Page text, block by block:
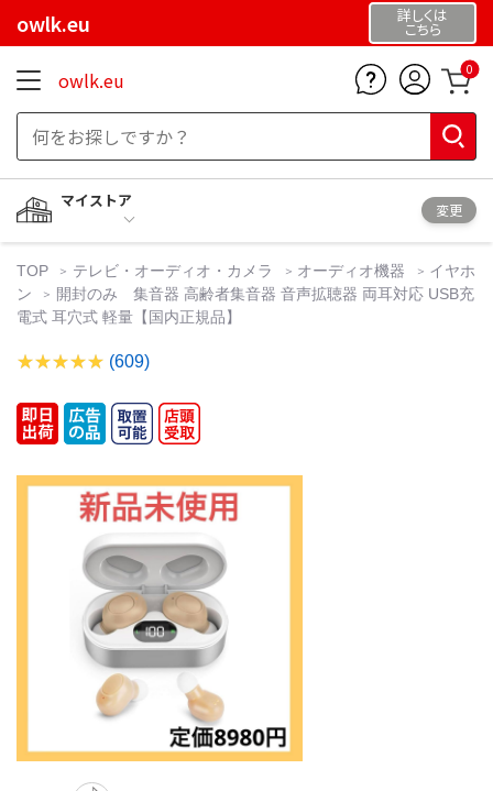
owlk.eu 詳しくは
こちら
owlk.eu 0
マイストア
変更
TOP テレビ・オーディオ・カメラ オーディオ機器
イヤホ
ン
開封のみ 集音器 高齢者集音器 音声拡聴器 両耳対応 USB充
電式 耳穴式 軽量【国内正規品】
(609)